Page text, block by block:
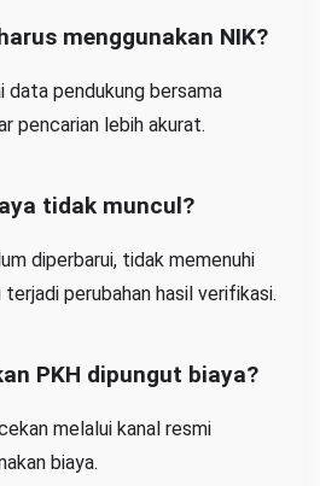
menggunakan NIK?
data pendukung bersama
pencarian lebih akurat.
tidak muncul?
diperbarui, tidak memenuhi
perubahan hasil verifikasi.
PKH dipungut biaya?
melalui kanal resmi
biaya.